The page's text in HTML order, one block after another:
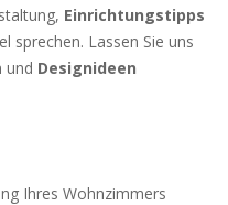
Einrichtungstipps
sprechen. Lassen Sie uns
und Designideen
Ihres Wohnzimmers